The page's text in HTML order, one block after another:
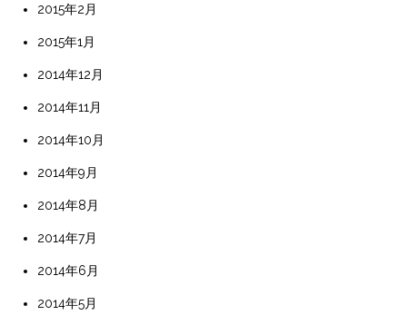
2015年2月
2015年1月
2014年12月
2014年11月
2014年10月
2014年9月
2014年8月
2014年7月
2014年6月
2014年5月